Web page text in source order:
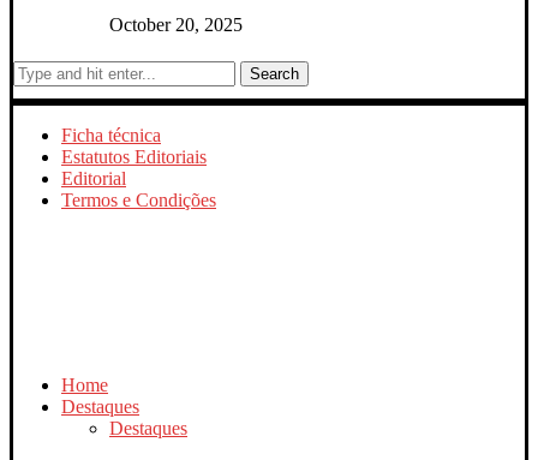
October 20, 2025
Search
Ficha técnica
Estatutos Editoriais
Editorial
Termos e Condições
Home
Destaques
Destaques